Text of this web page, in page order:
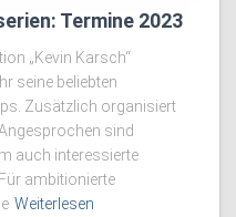
Termine 2023
„Kevin Karsch“
seine beliebten
Zusätzlich organisiert
sind
auch interessierte
ambitionierte
Weiterlesen